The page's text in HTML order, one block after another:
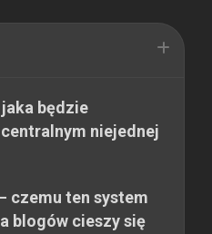
będzie
niejednej
czemu ten system
blogów cieszy się